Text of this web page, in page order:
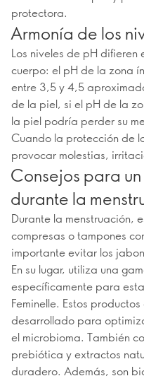
protectora.
Armonía de los
Los niveles de pH
cuerpo: el pH de la zona
entre 3,5 y 4,5
de la piel, si el pH de la
la piel podría perder su
Cuando la protección de
provocar molestias,
Consejos para
durante la
Durante la menstruación,
compresas o tampones
importante evitar los
En su lugar, utiliza una
específicamente para
Feminelle. Estos
desarrollado para
el microbioma. También
prebiótica y extractos
duradero. Además, son